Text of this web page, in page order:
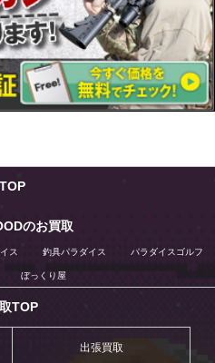
TOP
のお買取
ス 釣具パラダイス パラダイスゴルフ
ぼっくり屋
TOP
出張買取